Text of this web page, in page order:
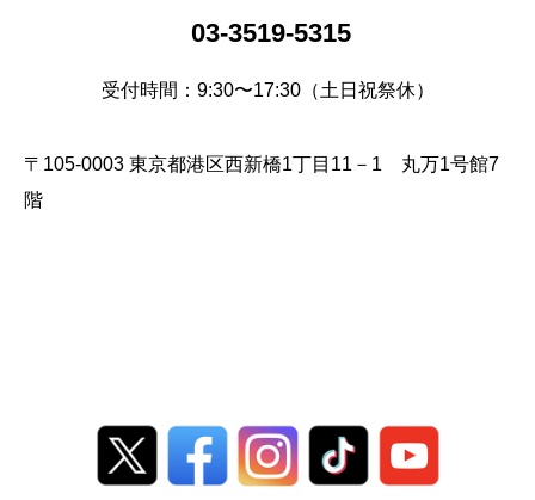
03-3519-5315
受付時間：9:30〜17:30（土日祝祭休）
〒105-0003 東京都港区西新橋1丁目11－1 丸万1号館7
階